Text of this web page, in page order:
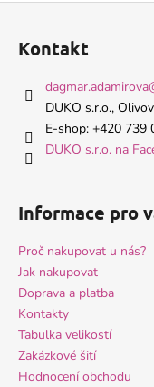
Kontakt
dagmar.adamirova
DUKO s.r.o.,
E-shop: +420 739
DUKO s.r.o. na
Informace pro
Proč nakupovat u nás?
Jak nakupovat
Doprava a platba
Kontakty
Tabulka velikostí
Zakázkové šití
Hodnocení obchodu